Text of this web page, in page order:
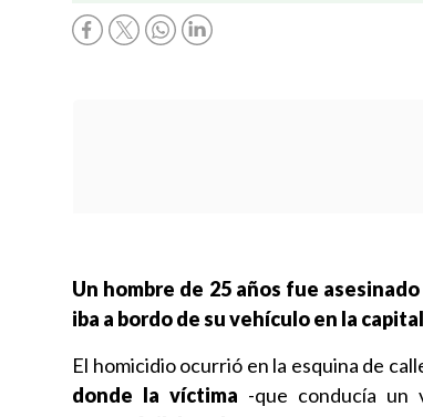
Un hombre de 25 años fue
iba a bordo de su vehículo en la
El homicidio ocurrió en la esquina de
donde la víctima -que conducía un